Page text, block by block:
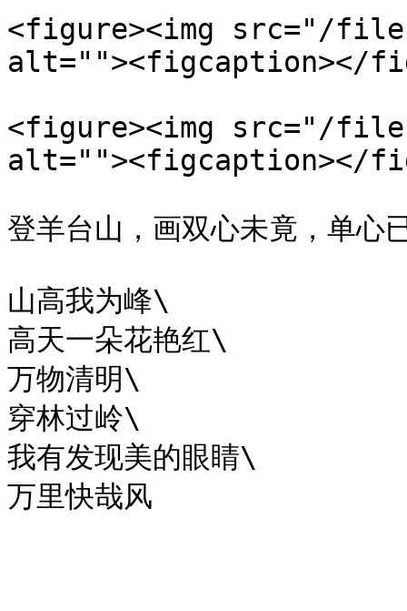
<figure><img src="/
alt=""><figcaption></
<figure><img src="/files/
alt=""><figcaption></
登羊台山，画双心未竟，单心
山高我为峰\
高天一朵花艳红\
万物清明\
穿林过岭\
我有发现美的眼睛\